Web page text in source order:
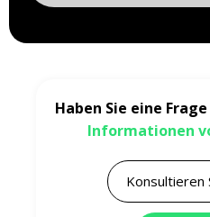
Haben Sie eine Frage
Informationen
Konsultieren